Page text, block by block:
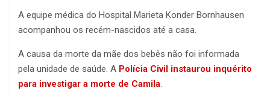
A equipe médica do Hospital Marieta Konder Bornhausen
acompanhou os recém-nascidos até a casa.
A causa da morte da mãe dos bebês não foi informada
pela unidade de saúde. A Polícia Civil instaurou inquérito
para investigar a morte de Camila.